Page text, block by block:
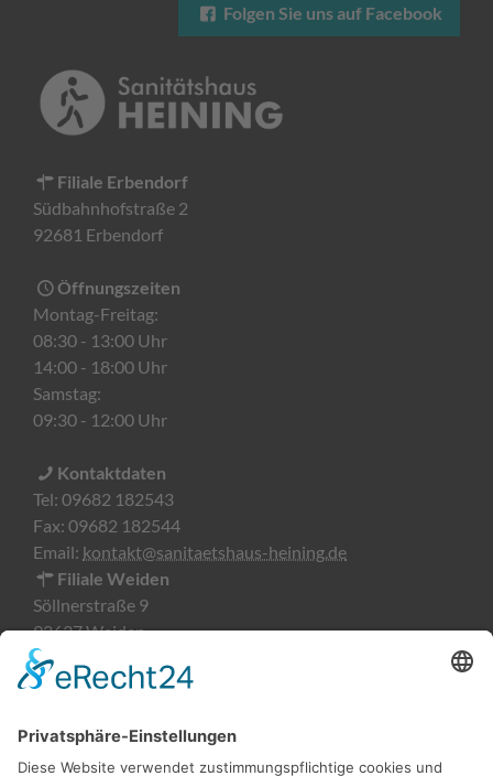
Folgen Sie uns auf Facebook
Filiale Erbendorf
Südbahnhofstraße 2
92681 Erbendorf
Öffnungszeiten
Montag-Freitag:
08:30 - 13:00 Uhr
14:00 - 18:00 Uhr
Samstag:
09:30 - 12:00 Uhr
Kontaktdaten
Tel: 09682 182543
Fax: 09682 182544
Email: kontakt@sanitaetshaus-heining.de
Filiale Weiden
Söllnerstraße 9
92637 Weiden
Öffnungszeiten
09:00 - 18:00 Uhr